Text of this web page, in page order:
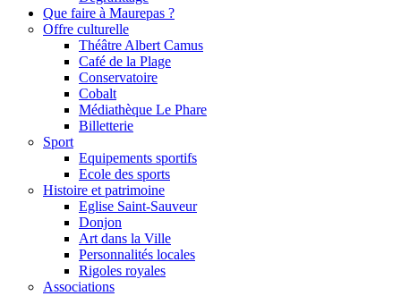
Que faire à Maurepas ?
Offre culturelle
Théâtre Albert Camus
Café de la Plage
Conservatoire
Cobalt
Médiathèque Le Phare
Billetterie
Sport
Equipements sportifs
Ecole des sports
Histoire et patrimoine
Eglise Saint-Sauveur
Donjon
Art dans la Ville
Personnalités locales
Rigoles royales
Associations